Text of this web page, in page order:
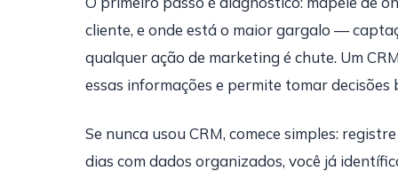
cliente, e onde está o maior gargalo —
qualquer ação de marketing é chute. Um
essas informações e permite tomar
Se nunca usou CRM, comece simples:
dias com dados organizados, você já